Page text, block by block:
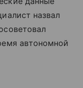
назвал
автономной